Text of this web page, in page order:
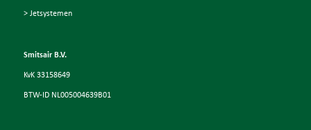
> Jetsystemen
Smitsair B.V.
KvK 33158649
BTW-ID NL005004639B01